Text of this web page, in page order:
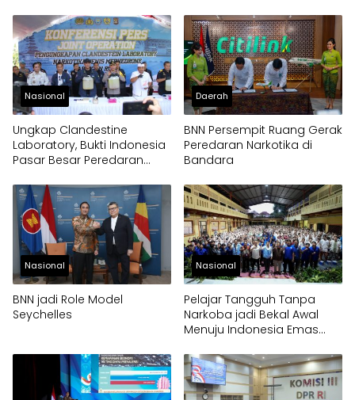
Nasional
Ungkap Clandestine
Laboratory, Bukti Indonesia
Pasar Besar Peredaran
Daerah
BNN Persempit Ruang Gerak
Peredaran Narkotika di
Bandara
Nasional
BNN jadi Role Model
Seychelles
Nasional
Pelajar Tangguh Tanpa
Narkoba jadi Bekal Awal
Menuju Indonesia Emas